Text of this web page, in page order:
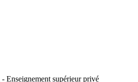
- Enseignement supérieur privé